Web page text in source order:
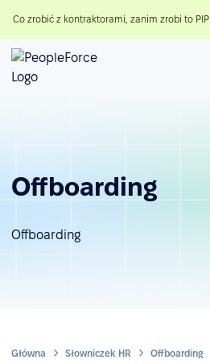
Co zrobić z kontraktorami, zanim zrobi to PIP
Offboarding
Offboarding
Główna Słowniczek HR Offboarding